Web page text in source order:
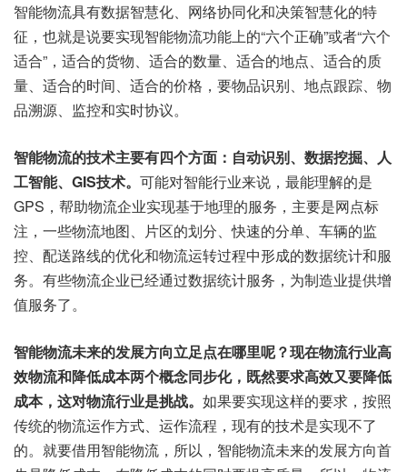
智能物流具有数据智慧化、网络协同化和决策智慧化的特
征，也就是说要实现智能物流功能上的“六个正确”或者“六个
适合”，适合的货物、适合的数量、适合的地点、适合的质
量、适合的时间、适合的价格，要物品识别、地点跟踪、物
品溯源、监控和实时协议。
智能物流的技术主要有四个方面：自动识别、数据挖掘、人
工智能、GIS技术。 可能对智能行业来说，最能理解的是
GPS，帮助物流企业实现基于地理的服务，主要是网点标
注，一些物流地图、片区的划分、快速的分单、车辆的监
控、配送路线的优化和物流运转过程中形成的数据统计和服
务。有些物流企业已经通过数据统计服务，为制造业提供增
值服务了。
智能物流未来的发展方向立足点在哪里呢？现在物流行业高
效物流和降低成本两个概念同步化，既然要求高效又要降低
成本，这对物流行业是挑战。 如果要实现这样的要求，按照
传统的物流运作方式、运作流程，现有的技术是实现不了
的。就要借用智能物流，所以，智能物流未来的发展方向首